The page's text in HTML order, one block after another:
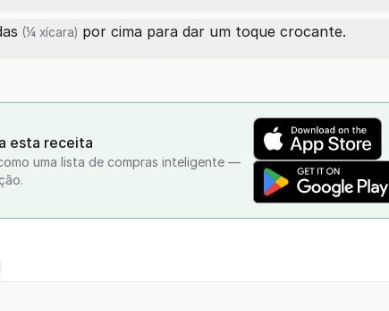
(¼ xícara) por cima para dar um toque crocante.
esta receita
uma lista de compras inteligente —